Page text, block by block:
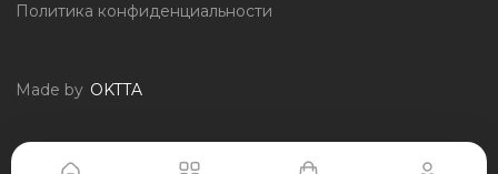
Политика конфиденциальности
Made by OKTTA